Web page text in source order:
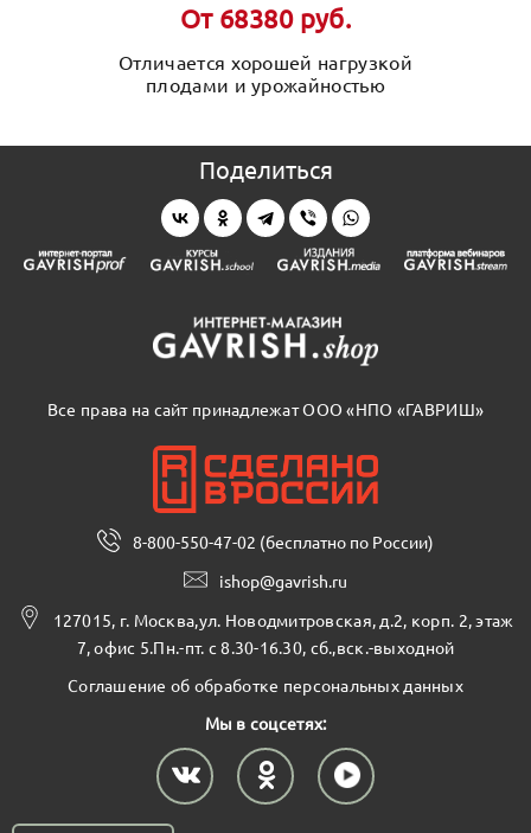
От 68380 руб.
Отличается хорошей нагрузкой
плодами и урожайностью
Поделиться
Все права на сайт принадлежат ООО «НПО «ГАВРИШ»
8-800-550-47-02 (бесплатно по России)
ishop@gavrish.ru
127015, г. Москва,ул. Новодмитровская, д.2, корп. 2, этаж
7, офис 5.Пн.-пт. с 8.30-16.30, сб.,вск.-выходной
Соглашение об обработке персональных данных
Мы в соцсетях: